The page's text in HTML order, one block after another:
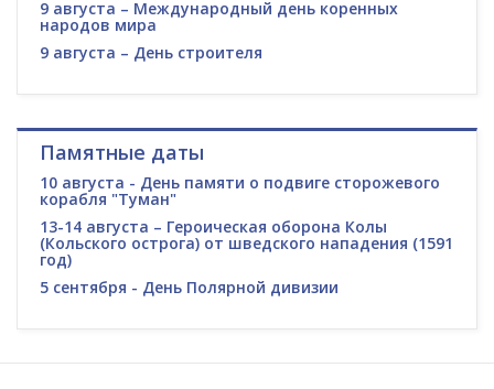
9 августа – Международный день коренных
народов мира
9 августа – День строителя
Памятные даты
10 августа - День памяти о подвиге сторожевого
корабля "Туман"
13-14 августа – Героическая оборона Колы
(Кольского острога) от шведского нападения (1591
год)
5 сентября - День Полярной дивизии